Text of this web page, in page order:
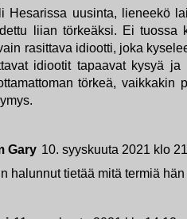
Hesarissa uusinta, lieneekö
liian törkeäksi. Ei tuossa
rasittava idiootti, joka
idiootit tapaavat kysyä
törkeä, vaikkakin
Gary 10. syyskuuta 2021 klo
halunnut tietää mitä termiä